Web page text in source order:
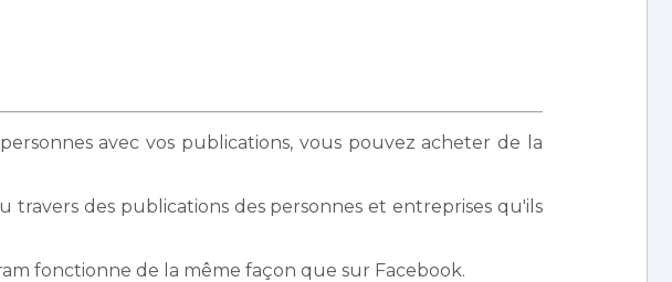
avec vos publications, vous pouvez acheter de la
des publications des personnes et entreprises qu'ils
fonctionne de la même façon que sur Facebook.